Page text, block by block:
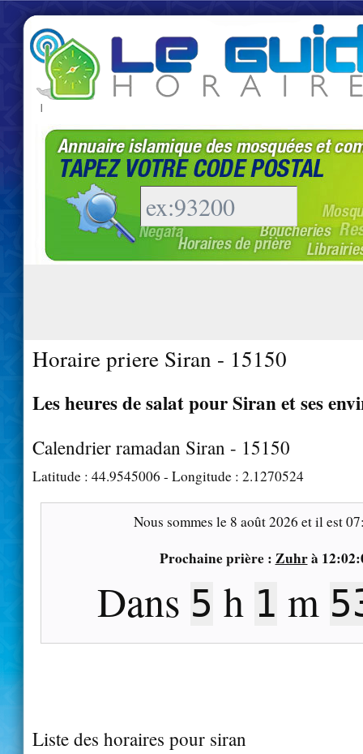
|
Horaire priere Siran - 15150
Les heures de salat pour Siran et ses
Calendrier ramadan Siran - 15150
Latitude : 44.9545006 - Longitude : 2.1270524
Nous sommes le 8 août 2026 et il est
Prochaine prière : Zuhrà
Dans 5 h 1 m
Liste des horaires pour siran